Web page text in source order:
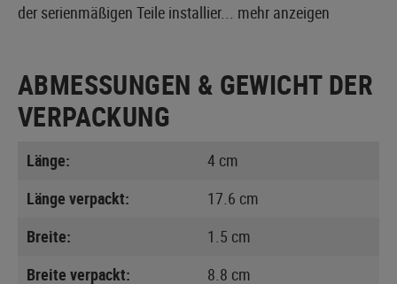
der serienmäßigen Teile installier... mehr anzeigen
ABMESSUNGEN & GEWICHT DER
VERPACKUNG
Länge:
4 cm
Länge verpackt:
17.6 cm
Breite:
1.5 cm
Breite verpackt:
8.8 cm